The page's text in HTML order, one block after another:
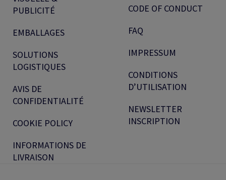
PUBLICITÉ
EMBALLAGES
SOLUTIONS
LOGISTIQUES
AVIS DE
CONFIDENTIALITÉ
COOKIE POLICY
INFORMATIONS DE
LIVRAISON
CODE OF CONDUCT
FAQ
IMPRESSUM
CONDITIONS
D’UTILISATION
NEWSLETTER
INSCRIPTION